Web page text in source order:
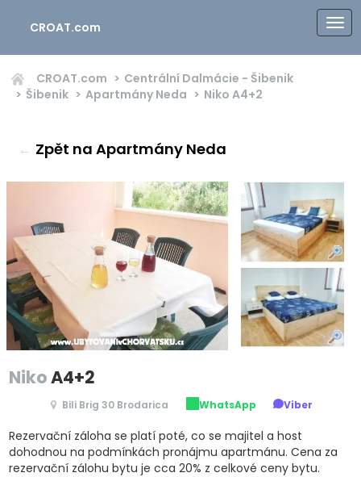
CROAT.com
CROAT.com
Centrální Dalmácie - Šibenik
Šibenik
Apartmány Neda Niko A4+2
← Zpět na Apartmány Neda
NikoA4+2
Bili Brig 30 Brodarica WhatsApp Viber
Rezervační záloha se platí poté, co se majitel a host
dohodnou na podmínkách pronájmu apartmánu. Cena za
rezervační zálohu bytu je cca 20% z celkové ceny bytu.